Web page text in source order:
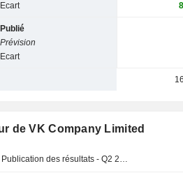
Ecart
Publié
Prévision
Ecart
de VK Company Limited
Publication des résultats - Q2 2026